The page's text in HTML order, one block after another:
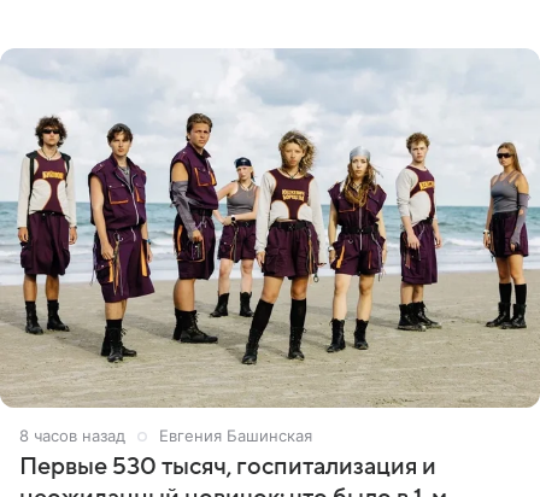
8 часов назад Евгения Башинская
Первые 530 тысяч, госпитализация и